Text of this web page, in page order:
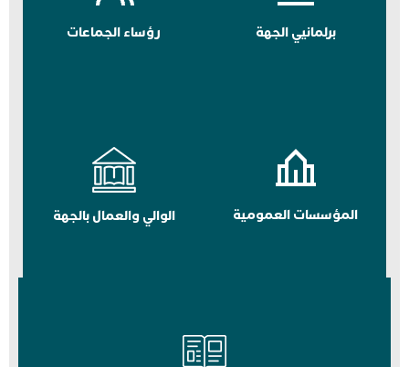
برلمانيي الجهة رؤساء الجماعات
المؤسسات العمومية الوالي والعمال بالجهة